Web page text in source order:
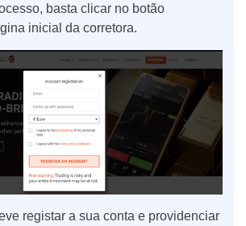
basta clicar no botão
inicial da corretora.
registar a sua conta e providenciar